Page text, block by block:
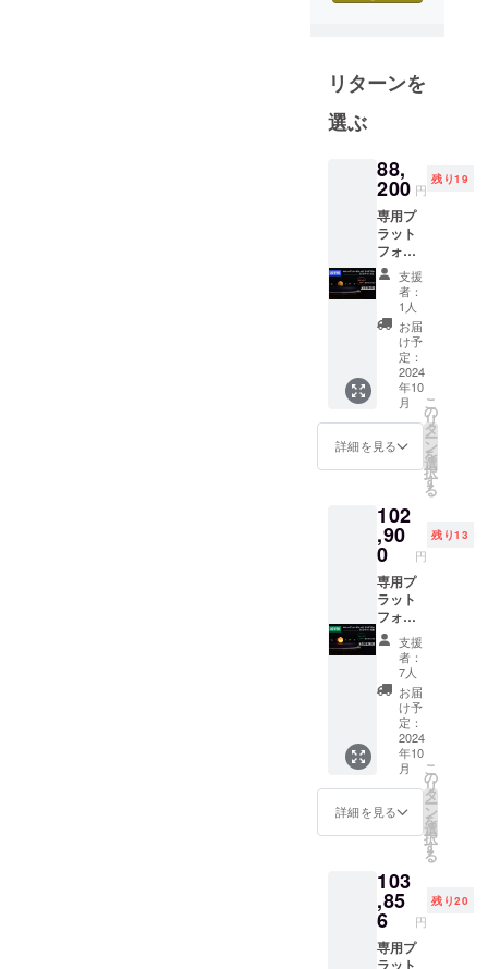
上陸です！
ぜひ日本の
みなさま
のこだわり
や宇宙の美
しさを共有
したいと
思っていま
す！
応援よろし
くお願いし
リターンを
選ぶ
88,
200 円
残り19
専用プ
ラット
フォー
ム
（台）
× 1 惑星
セット
× 1 太陽
（LED
なし）
AC/DC
アダプ
ター × 1
アプリ
ケー
（iOS/A
ndroid
） メー
カー保
証：1年
※ 一般
販売予
定価格
161,700
円（税
込） ※
リター
ン価格
は送料
込みで
す ※ 海
外から
直接発
送とな
るた
費税は
不課税
となり
ます
が、皆
様のお
支援
者：
1人
お届
け予
定：
2024
年10
月
詳細を見る
こ
の
リ
タ
ー
ン
を
選
択
す
る
102
,90
0 円
残り13
専用プ
ラット
フォー
ム
（台）
× 1 惑星
セット
× 1 太陽
（LED
内蔵）
AC/DC
アダプ
ター × 1
アプリ
ケー
（iOS/A
ndroid
） メー
カー保
証：1年
※ 一般
支援
者：
7人
お届
け予
定：
2024
年10
月
詳細を見る
こ
の
リ
タ
ー
ン
を
選
択
す
る
103
,85
6 円
残り20
専用プ
ラット